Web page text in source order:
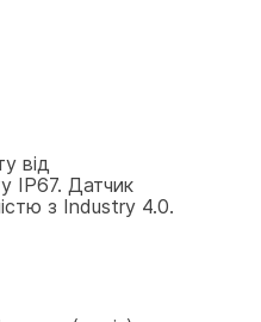
від
IP67. Датчик
з Industry 4.0.